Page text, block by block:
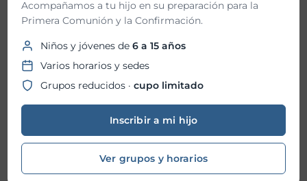
Centro de formación
centrodeformacion@isjm.org.mx
Comentarios, dudas y/o sugerencias
sugerencias@isjm.org.mx
Contabilidad
notaria@isjm.org.mx
Acompañamos a tu hijo en su preparación para la
Primera Comunión y la Confirmación.
Niños y jóvenes de6 a 15 años
Varios horarios y sedes
Grupos reducidos ·cupo limitado
Inscribir a mi hijo
Ver grupos y horarios